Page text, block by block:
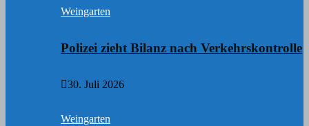
Weingarten
Polizei zieht Bilanz nach Verkehrskontrolle
30. Juli 2026
Weingarten